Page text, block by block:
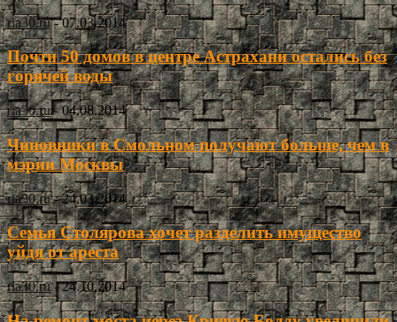
ria30.ru - 07.03.2014
Почти 50 домов в центре Астрахани остались без
горячей воды
ria30.ru - 04.08.2014
Чиновники в Смольном получают больше, чем в
мэрии Москвы
ria30.ru - 24.03.2014
Семья Столярова хочет разделить имущество
уйдя от ареста
ria30.ru - 24.10.2014